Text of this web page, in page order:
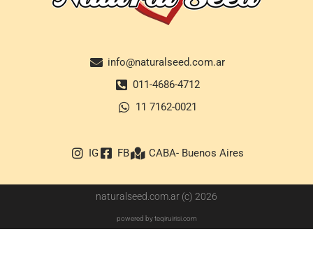
info@naturalseed.com.ar
011-4686-4712
11 7162-0021
IG FB CABA- Buenos Aires
naturalseed.com.ar (c) 2026
powered by teqiruirisi.com